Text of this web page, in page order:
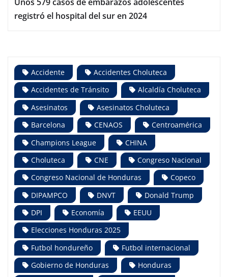
registró el hospital del sur en 2024
Accidente
Accidentes Choluteca
Accidentes de Tránsito
Alcaldía Choluteca
Asesinatos
Asesinatos Choluteca
Barcelona
CENAOS
Centroamérica
Champions League
CHINA
Choluteca
CNE
Congreso Nacional
Congreso Nacional de Honduras
Copeco
DIPAMPCO
DNVT
Donald Trump
DPI
Economía
EEUU
Elecciones Honduras 2025
Futbol hondureño
Futbol internacional
Gobierno de Honduras
Honduras